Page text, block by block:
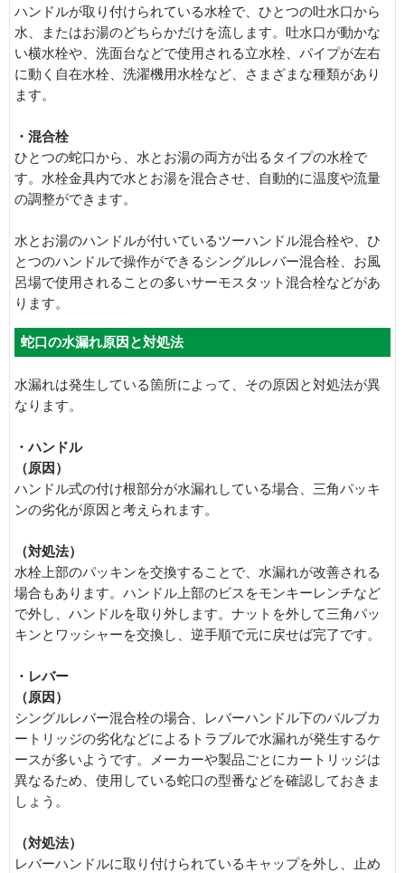
ハンドルが取り付けられている水栓で、ひとつの吐水口から
水、またはお湯のどちらかだけを流します。吐水口が動かな
い横水栓や、洗面台などで使用される立水栓、パイプが左右
に動く自在水栓、洗濯機用水栓など、さまざまな種類があり
ます。
・混合栓
ひとつの蛇口から、水とお湯の両方が出るタイプの水栓で
す。水栓金具内で水とお湯を混合させ、自動的に温度や流量
の調整ができます。
水とお湯のハンドルが付いているツーハンドル混合栓や、ひ
とつのハンドルで操作ができるシングルレバー混合栓、お風
呂場で使用されることの多いサーモスタット混合栓などがあ
ります。
蛇口の水漏れ原因と対処法
水漏れは発生している箇所によって、その原因と対処法が異
なります。
・ハンドル
（原因）
ハンドル式の付け根部分が水漏れしている場合、三角パッキ
ンの劣化が原因と考えられます。
（対処法）
水栓上部のパッキンを交換することで、水漏れが改善される
場合もあります。ハンドル上部のビスをモンキーレンチなど
で外し、ハンドルを取り外します。ナットを外して三角パッ
キンとワッシャーを交換し、逆手順で元に戻せば完了です。
・レバー
（原因）
シングルレバー混合栓の場合、レバーハンドル下のバルブカ
ートリッジの劣化などによるトラブルで水漏れが発生するケ
ースが多いようです。メーカーや製品ごとにカートリッジは
異なるため、使用している蛇口の型番などを確認しておきま
しょう。
（対処法）
レバーハンドルに取り付けられているキャップを外し、止め